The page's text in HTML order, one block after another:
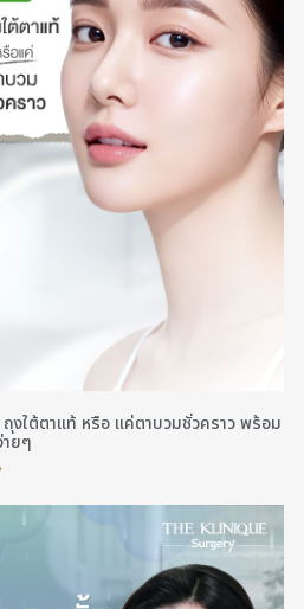
ถุงใต้ตาแท้ หรือ แค่ตาบวมชั่วคราว พร้อม
ยๆ